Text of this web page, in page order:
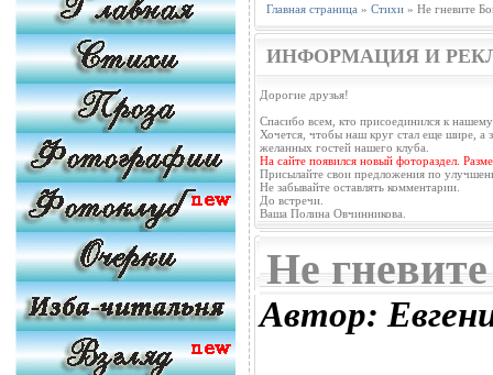
Главная страница » Стихи» Не гневите
ИНФОРМАЦИЯ И
Дорогие друзья!
Спасибо всем, кто присоединился к
Хочется, чтобы наш круг стал еще шире, а
желанных гостей нашего клуба.
На сайте появился новый фотораздел.
Присылайте свои предложения по
Не забывайте оставлять комментарии.
До встречи.
Ваша Полина Овчинникова.
Не
Автор: